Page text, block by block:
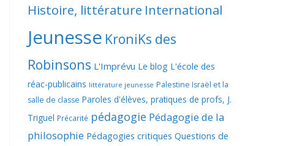
Histoire, littérature International
Jeunesse KroniKs des
Robinsons L'Imprévu Le blog L'école des
réac-publicains littérature jeunesse Palestine Israël et la
salle de classe Paroles d'élèves, pratiques de profs, J.
Triguel Précarité pédagogie Pédagogie de la
philosophie Pédagogies critiques Questions de